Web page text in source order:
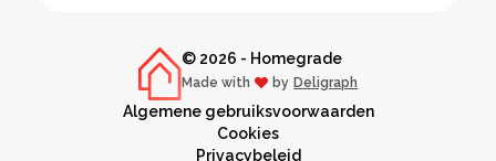
© 2026 - Homegrade
Made with love
by Deligraph
Algemene gebruiksvoorwaarden
Cookies
Privacybeleid